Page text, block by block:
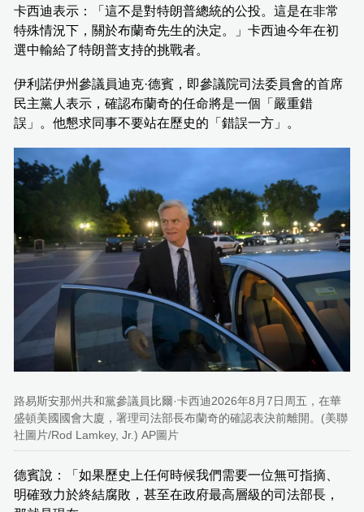
卡西迪表示：「這不是對特朗普總統的公投。這是在非常
特殊情況下，關於布蘭奇先生的決定。」卡西迪今年在初
選中輸給了特朗普支持的挑戰者。
伊利諾伊州參議員迪克·德賓，即參議院司法委員會的首席
民主黨人表示，確認布蘭奇的任命將是一個「嚴重錯
誤」。他懇求同事不要站在歷史的「錯誤一方」。
路易斯安那州共和黨參議員比爾·卡西迪2026年8月7日周五，在華
盛頓美國國會大廈，署理司法部長布蘭奇的確認表決前離開。(美聯
社圖片/Rod Lamkey, Jr.) AP圖片
德賓說：「如果歷史上任何時候我們需要一位無可指摘、
明確致力於終結腐敗，甚至在政府最高層級的司法部長，